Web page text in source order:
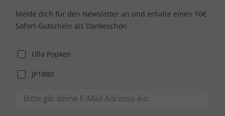
Melde dich für den Newsletter an und erhalte einen 10€
Sofort-Gutschein als Dankeschön
Ulla Popken
JP1880